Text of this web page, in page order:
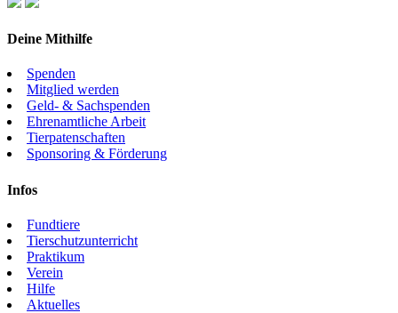
Deine Mithilfe
Spenden
Mitglied werden
Geld- & Sachspenden
Ehrenamtliche Arbeit
Tierpatenschaften
Sponsoring & Förderung
Infos
Fundtiere
Tierschutzunterricht
Praktikum
Verein
Hilfe
Aktuelles